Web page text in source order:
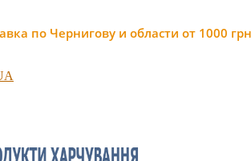
по Чернигову и области от 1000